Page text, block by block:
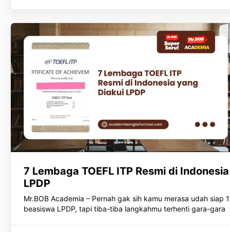
7 Lembaga TOEFL ITP Resmi di
LPDP
Mr.BOB Academia – Pernah gak sih kamu merasa udah siap
beasiswa LPDP, tapi tiba-tiba langkahmu terhenti gara-gara